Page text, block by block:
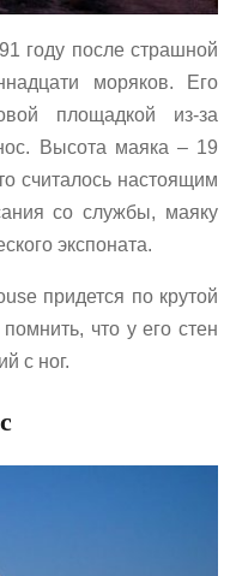
году после страшной
моряков. Его
площадкой из-за
Высота маяка – 19
считалось настоящим
со службы, маяку
экспоната.
придется по крутой
что у его стен
с ног.